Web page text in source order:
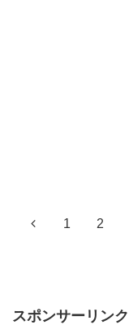
1 2
スポンサーリンク